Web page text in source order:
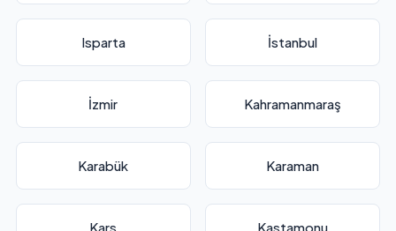
Isparta İstanbul
İzmir Kahramanmaraş
Karabük Karaman
Kars Kastamonu